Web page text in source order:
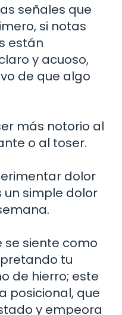
señales que
si notas
están
y acuoso,
de que algo
más notorio al
o al toser.
dolor
un simple dolor
se siente como
tu
de hierro; este
posicional, que
y empeora